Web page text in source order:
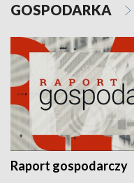
GOSPODARKA
Raport gospodarczy